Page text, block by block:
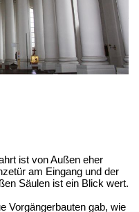
ist von Außen eher
am Eingang und der
Säulen ist ein Blick wert.
Vorgängerbauten gab, wie